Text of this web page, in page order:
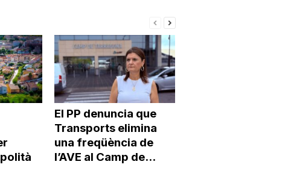
El PP denuncia que
Transports elimina
una freqüència de
l’AVE al Camp de...